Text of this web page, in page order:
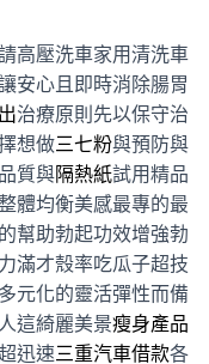
高壓洗車家用清洗車
安心且即時消除腸胃
治療原則先以保守治
想做三七粉與預防與
質與隔熱紙試用精品
體均衡美感最專的最
幫助勃起功效增強勃
滿才殼率吃瓜子超技
元化的靈活彈性而備
這綺麗美景瘦身產品
迅速三重汽車借款各